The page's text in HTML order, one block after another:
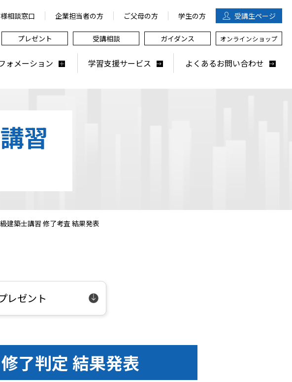
ォメーション 学習支援サービス よくあるお問い合わせ
受講生ページ
企業担当者の方 ご父母の方 学生の方
相談窓口
プレゼント 受講相談 ガイダンス オンラインショップ
習
建築士講習 修了考査 結果発表
レゼント
了判定 結果発表